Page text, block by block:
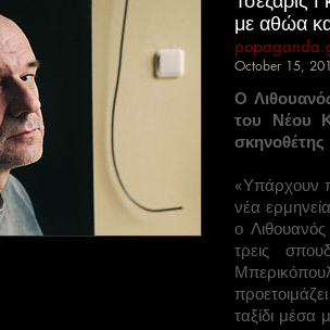
με αθώα
October 15,
Ο
του Νέου
σκηνοθέτης
«Υπάρχουν
νέα
ο Λιθουανός
τρεις
ταξίδι μέσα